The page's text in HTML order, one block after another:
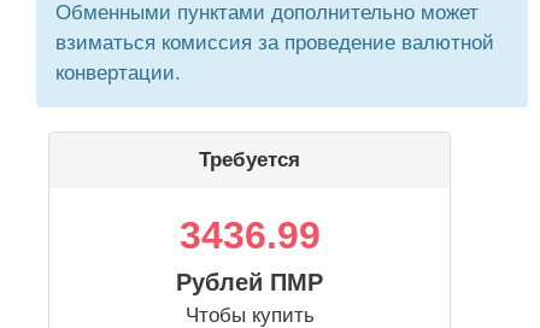
Обменными пунктами дополнительно может
взиматься комиссия за проведение валютной
конвертации.
Требуется
3436.99
Рублей ПМР
Чтобы купить